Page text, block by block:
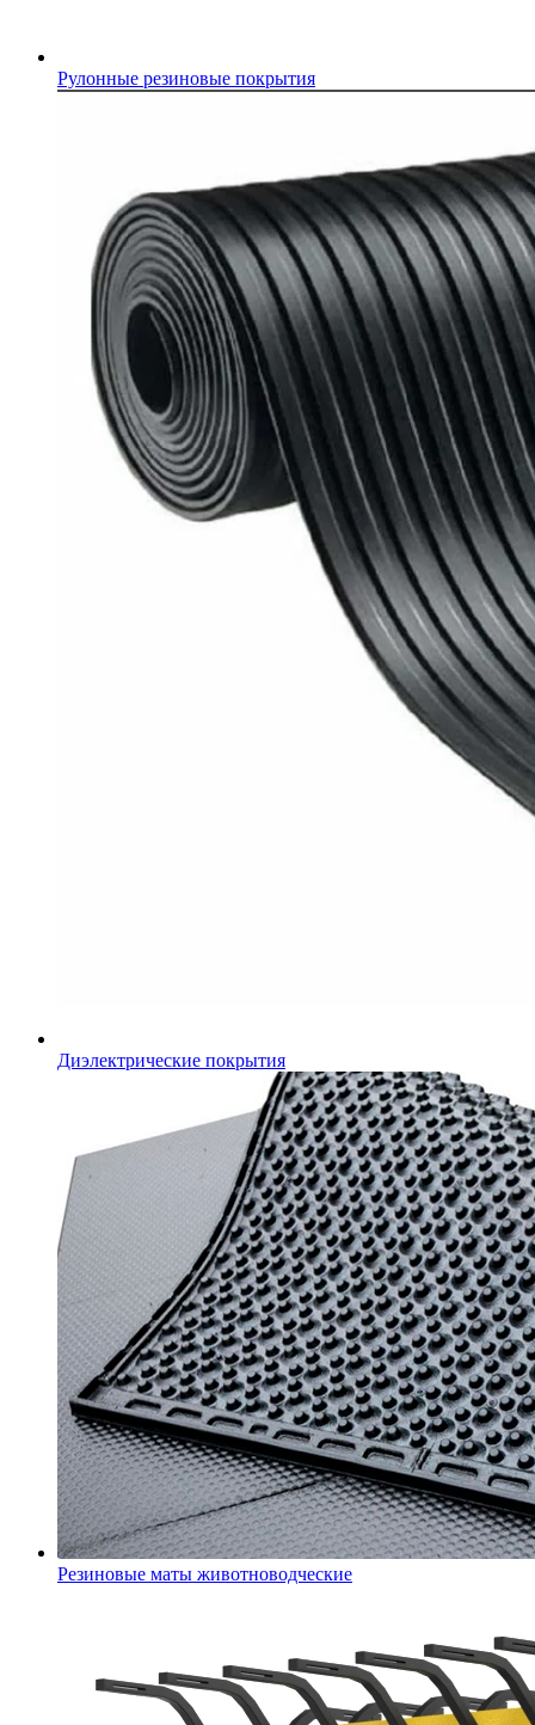
Рулонные резиновые покрытия
Диэлектрические покрытия
Резиновые маты животноводческие